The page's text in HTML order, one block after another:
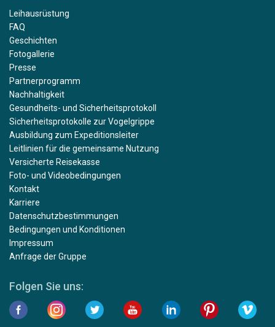
Leihausrüstung
FAQ
Geschichten
Fotogallerie
Presse
Partnerprogramm
Nachhaltigkeit
Gesundheits- und Sicherheitsprotokoll
Sicherheitsprotokolle zur Vogelgrippe
Ausbildung zum Expeditionsleiter
Leitlinien für die gemeinsame Nutzung
Versicherte Reisekasse
Foto- und Videobedingungen
Kontakt
Karriere
Datenschutzbestimmungen
Bedingungen und Konditionen
Impressum
Anfrage der Gruppe
Folgen Sie uns: